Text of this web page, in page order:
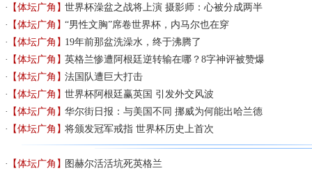
【体坛广角】世界杯澡盆之战将上演 摄影师：心被分成两半
【体坛广角】“男性文胸”席卷世界杯，内马尔也在穿
【体坛广角】19年前那盆洗澡水，终于沸腾了
【体坛广角】英格兰惨遭阿根廷逆转输在哪？8字神评被赞爆
【体坛广角】法国队遭巨大打击
【体坛广角】世界杯阿根廷赢英国 引发外交风波
【体坛广角】华尔街日报：与美国不同 挪威为何能出哈兰德
【体坛广角】将颁发冠军戒指 世界杯历史上首次
【体坛广角】 图赫尔活活坑死英格兰